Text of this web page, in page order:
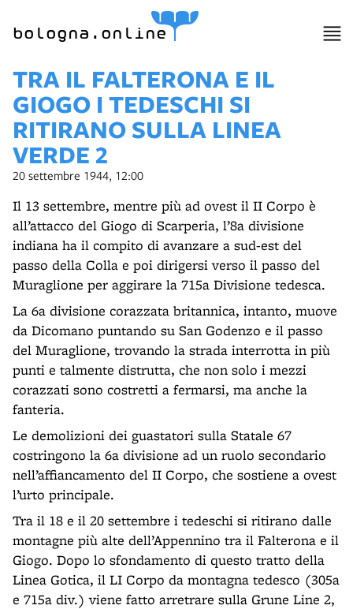
bologna.online
TRA IL FALTERONA E IL
GIOGO I TEDESCHI SI
RITIRANO SULLA LINEA
VERDE 2
20 settembre 1944, 12:00
Il 13 settembre, mentre più ad ovest il II Corpo è
all’attacco del Giogo di Scarperia, l’8a divisione
indiana ha il compito di avanzare a sud-est del
passo della Colla e poi dirigersi verso il passo del
Muraglione per aggirare la 715a Divisione tedesca.
La 6a divisione corazzata britannica, intanto, muove
da Dicomano puntando su San Godenzo e il passo
del Muraglione, trovando la strada interrotta in più
punti e talmente distrutta, che non solo i mezzi
corazzati sono costretti a fermarsi, ma anche la
fanteria.
Le demolizioni dei guastatori sulla Statale 67
costringono la 6a divisione ad un ruolo secondario
nell’affiancamento del II Corpo, che sostiene a ovest
l’urto principale.
Tra il 18 e il 20 settembre i tedeschi si ritirano dalle
montagne più alte dell’Appennino tra il Falterona e il
Giogo. Dopo lo sfondamento di questo tratto della
Linea Gotica, il LI Corpo da montagna tedesco (305a
e 715a div.) viene fatto arretrare sulla Grune Line 2,